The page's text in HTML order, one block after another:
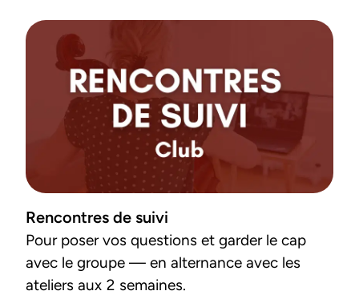
Rencontres de suivi
Pour poser vos questions et garder le cap
avec le groupe — en alternance avec les
ateliers aux 2 semaines.